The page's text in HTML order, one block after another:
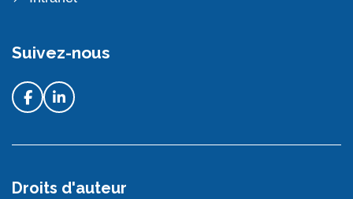
Suivez-nous
Droits d'auteur